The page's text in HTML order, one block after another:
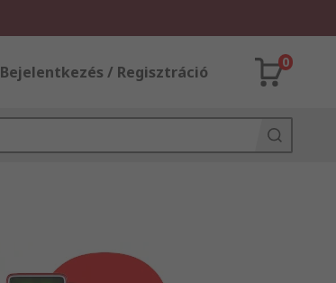
Bejelentkezés / Regisztráció
0